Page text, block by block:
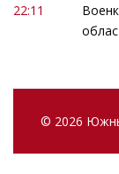
22:11
© 2026